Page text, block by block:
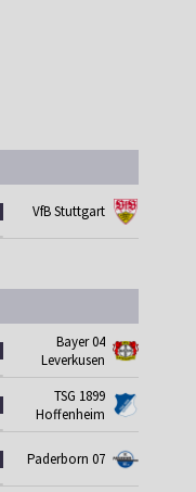
VfB Stuttgart
Bayer 04
Leverkusen
TSG 1899
Hoffenheim
Paderborn 07